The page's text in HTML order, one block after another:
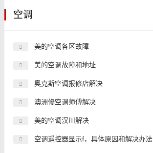
空调
美的空调各区故障
美的空调故障和地址
奥克斯空调报修店解决
澳洲修空调师傅解决
美的空调汉川解决
空调遥控器显示f，具体原因和解决办法